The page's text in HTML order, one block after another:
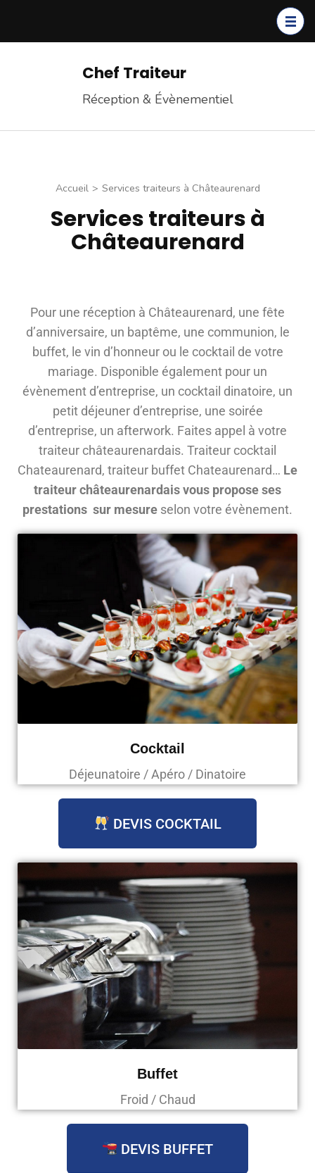
Chef Traiteur
Réception & Évènementiel
Accueil > Services traiteurs à Châteaurenard
Services traiteurs à
Châteaurenard
Pour une réception à Châteaurenard, une fête
d’anniversaire, un baptême, une communion, le
buffet, le vin d’honneur ou le cocktail de votre
mariage. Disponible également pour un
évènement d’entreprise, un cocktail dinatoire, un
petit déjeuner d’entreprise, une soirée
d’entreprise, un afterwork. Faites appel à votre
traiteur châteaurenardais. Traiteur cocktail
Chateaurenard, traiteur buffet Chateaurenard… Le
traiteur châteaurenardais vous propose ses
prestations sur mesure selon votre évènement.
Cocktail
Déjeunatoire / Apéro / Dinatoire
DEVIS COCKTAIL
Buffet
Froid / Chaud
DEVIS BUFFET